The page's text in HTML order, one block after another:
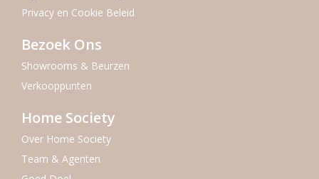
Privacy en Cookie Beleid
Bezoek Ons
Showrooms & Beurzen
Verkooppunten
Home Society
Over Home Society
Team & Agenten